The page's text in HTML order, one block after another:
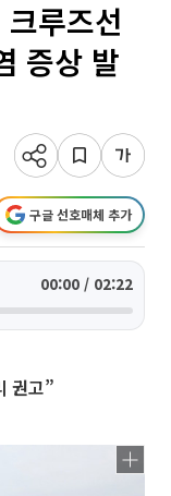
루즈선
증상 발
구글 선호매체 추가
00:00 / 02:22
권고”